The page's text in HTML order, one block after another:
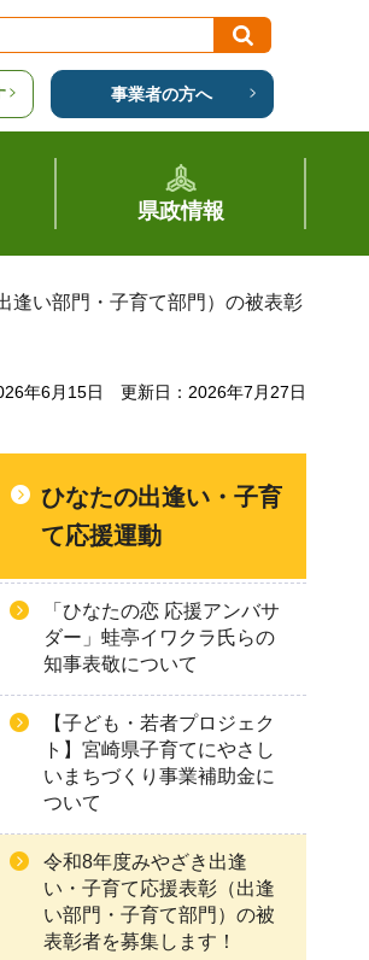
事業者の方へ
県政情報
逢い部門・子育て部門）の被表彰
年6月15日 更新日：2026年7月27日
ひなたの出逢い・子育
て応援運動
「ひなたの恋 応援アンバサ
ダー」蛙亭イワクラ氏らの
知事表敬について
【子ども・若者プロジェク
ト】宮崎県子育てにやさし
いまちづくり事業補助金に
ついて
令和8年度みやざき出逢
い・子育て応援表彰（出逢
い部門・子育て部門）の被
表彰者を募集します！